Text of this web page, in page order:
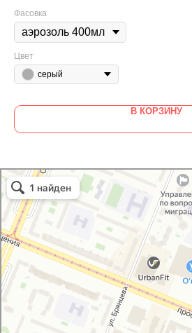
Фасовка
Цвет
серый
В КОРЗИНУ
GoodVIN
Автоэмали, автомобильные краски в Санкт‑Петербурге
Лакокрасочные материалы в Санкт‑Петербурге